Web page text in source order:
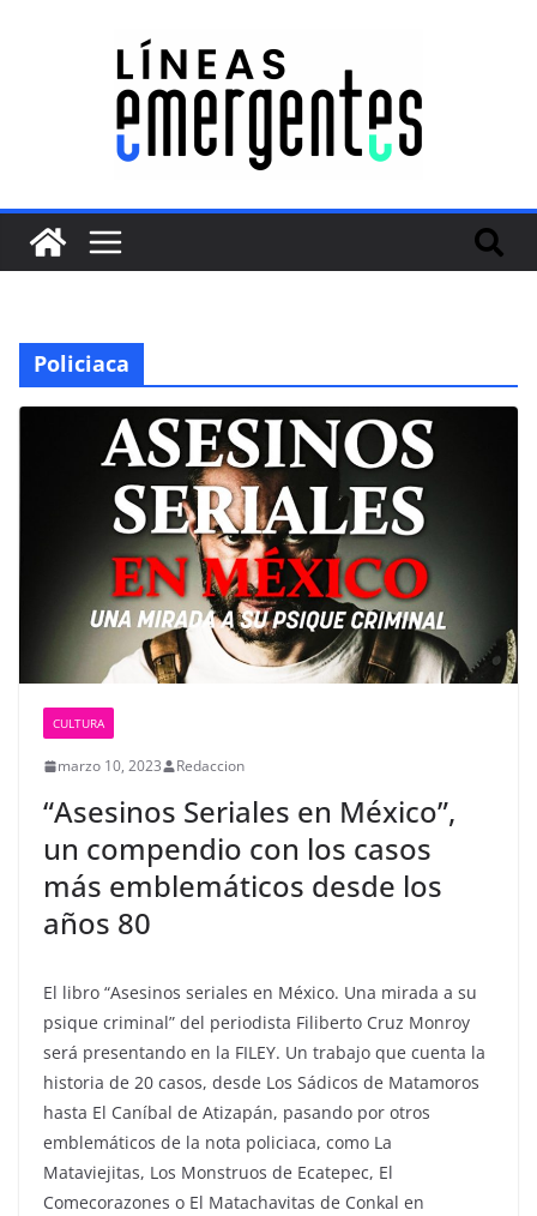
Policiaca
CULTURA
marzo 10, 2023 Redaccion
“Asesinos Seriales en México”,
un compendio con los casos
más emblemáticos desde los
años 80
El libro “Asesinos seriales en México. Una mirada a su
psique criminal” del periodista Filiberto Cruz Monroy
será presentando en la FILEY. Un trabajo que cuenta la
historia de 20 casos, desde Los Sádicos de Matamoros
hasta El Caníbal de Atizapán, pasando por otros
emblemáticos de la nota policiaca, como La
Mataviejitas, Los Monstruos de Ecatepec, El
Comecorazones o El Matachavitas de Conkal en